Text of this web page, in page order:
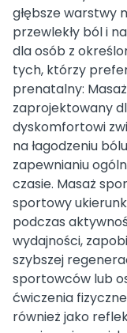
głębsze warstwy
przewlekły ból i
dla osób z
tych, którzy
prenatalny:
zaprojektowany
dyskomfortowi
na łagodzeniu
zapewnianiu
czasie. Masaż
sportowy
podczas
wydajności,
szybszej
sportowców lub
ćwiczenia
również jako